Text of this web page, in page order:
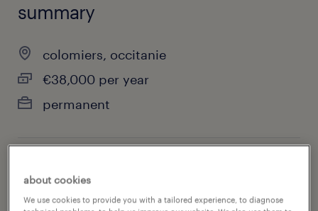
summary
colomiers, occitanie
€38,000 per year
permanent
about cookies
We use cookies to provide you with a tailored experience, to diagnose